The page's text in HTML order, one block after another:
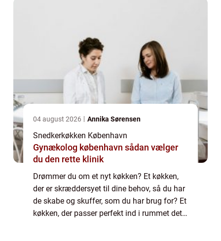
04 august 2026 Annika Sørensen
Snedkerkøkken København
Gynækolog københavn sådan vælger
du den rette klinik
Drømmer du om et nyt køkken? Et køkken,
der er skræddersyet til dine behov, så du har
de skabe og skuffer, som du har brug for? Et
køkken, der passer perfekt ind i rummet det